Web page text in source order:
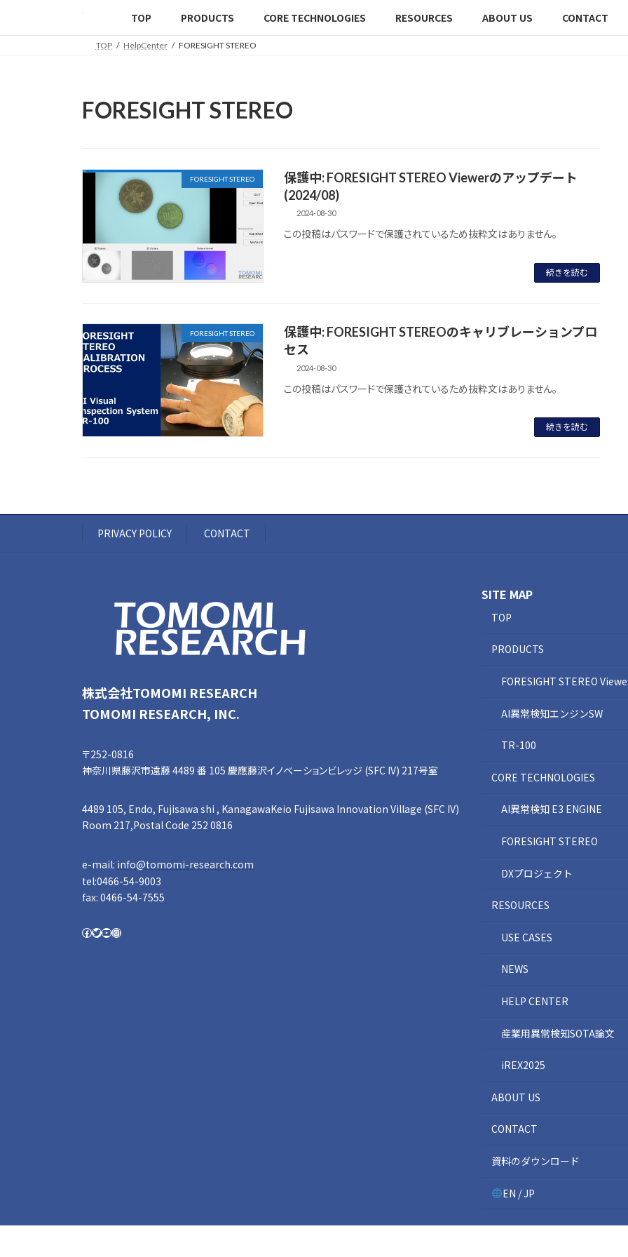
TOP PRODUCTS CORE TECHNOLOGIES RESOURCES ABOUT US CONTACT
TOP HelpCenter FORESIGHT STEREO
FORESIGHT STEREO
FORESIGHT STEREO
保護中: FORESIGHT STEREO Viewerのアップデート
(2024/08)
2024-08-30
この投稿はパスワードで保護されているため抜粋文はありません。
続きを読む
FORESIGHT STEREO
保護中: FORESIGHT STEREOのキャリブレーションプロ
セス
2024-08-30
この投稿はパスワードで保護されているため抜粋文はありません。
続きを読む
PRIVACY POLICY CONTACT
株式会社TOMOMI RESEARCH
TOMOMI RESEARCH, INC.
〒252-0816
神奈川県藤沢市遠藤 4489 番 105 慶應藤沢イノベーションビレッジ (SFC IV) 217号室
4489 105, Endo, Fujisawa shi , KanagawaKeio Fujisawa Innovation Village (SFC IV)
Room 217,Postal Code 252 0816
e-mail: info@tomomi-research.com
tel:0466-54-9003
fax: 0466-54-7555
SITE MAP
TOP
PRODUCTS
FORESIGHT STEREO
AI異常検知エンジンSW
TR-100
CORE TECHNOLOGIES
AI異常検知 E3 ENGINE
FORESIGHT STEREO
DXプロジェクト
RESOURCES
USE CASES
NEWS
HELP CENTER
産業用異常検知SOTA論文
iREX2025
ABOUT US
CONTACT
資料のダウンロード
EN / JP